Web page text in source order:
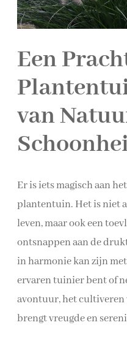
Een
van
Er is iets magisch aan
plantentuin. Het is niet
leven, maar ook een
ontsnappen aan de
in harmonie kan zijn
ervaren tuinier bent of
avontuur, het
brengt vreugde en